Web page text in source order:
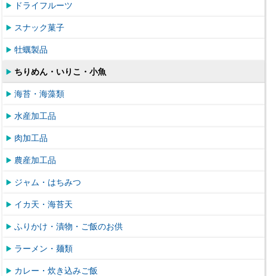
ドライフルーツ
スナック菓子
牡蠣製品
ちりめん・いりこ・小魚
海苔・海藻類
水産加工品
肉加工品
農産加工品
ジャム・はちみつ
イカ天・海苔天
ふりかけ・漬物・ご飯のお供
ラーメン・麺類
カレー・炊き込みご飯